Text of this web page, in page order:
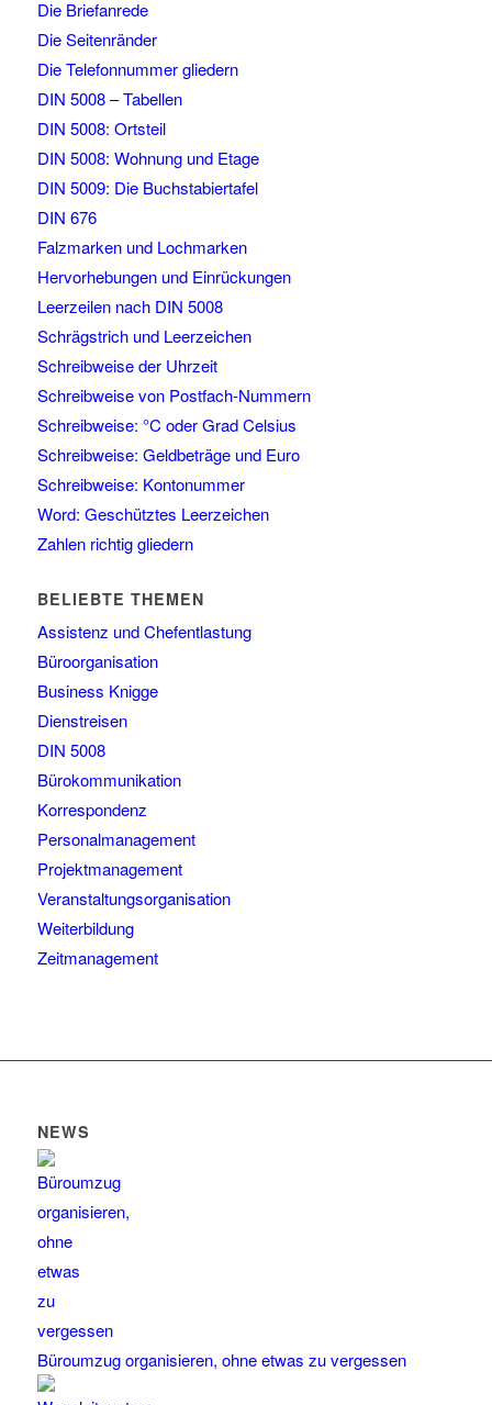
Die Briefanrede
Die Seitenränder
Die Telefonnummer gliedern
DIN 5008 – Tabellen
DIN 5008: Ortsteil
DIN 5008: Wohnung und Etage
DIN 5009: Die Buchstabiertafel
DIN 676
Falzmarken und Lochmarken
Hervorhebungen und Einrückungen
Leerzeilen nach DIN 5008
Schrägstrich und Leerzeichen
Schreibweise der Uhrzeit
Schreibweise von Postfach-Nummern
Schreibweise: °C oder Grad Celsius
Schreibweise: Geldbeträge und Euro
Schreibweise: Kontonummer
Word: Geschütztes Leerzeichen
Zahlen richtig gliedern
BELIEBTE THEMEN
Assistenz und Chefentlastung
Büroorganisation
Business Knigge
Dienstreisen
DIN 5008
Bürokommunikation
Korrespondenz
Personalmanagement
Projektmanagement
Veranstaltungsorganisation
Weiterbildung
Zeitmanagement
NEWS
Büroumzug organisieren, ohne etwas zu vergessen